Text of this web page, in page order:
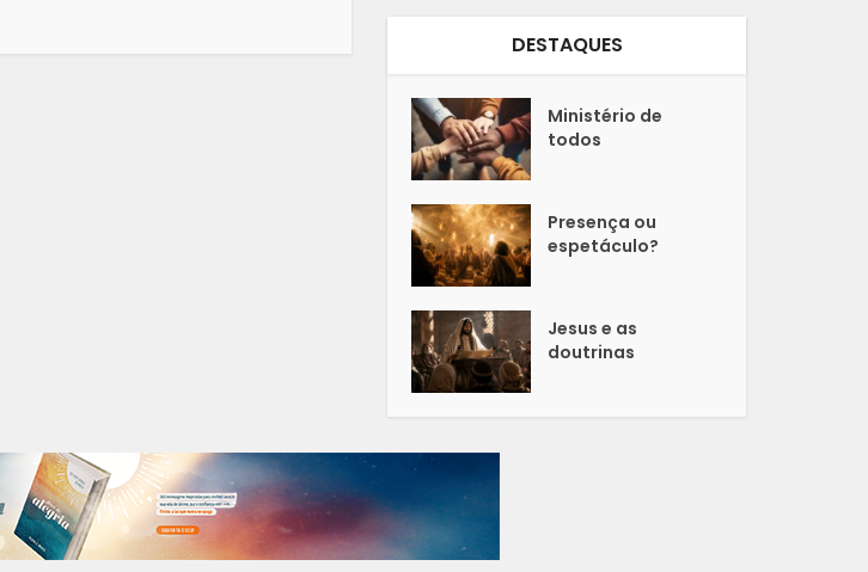
DESTAQUES
Ministério de
todos
Presença ou
espetáculo?
Jesus e as
doutrinas